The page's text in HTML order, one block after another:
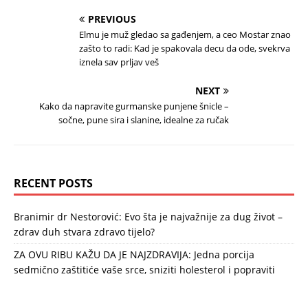
PREVIOUS
Elmu je muž gledao sa gađenjem, a ceo Mostar znao
zašto to radi: Kad je spakovala decu da ode, svekrva
iznela sav prljav veš
NEXT
Kako da napravite gurmanske punjene šnicle –
sočne, pune sira i slanine, idealne za ručak
RECENT POSTS
Branimir dr Nestorović: Evo šta je najvažnije za dug život –
zdrav duh stvara zdravo tijelo?
ZA OVU RIBU KAŽU DA JE NAJZDRAVIJA: Jedna porcija
sedmično zaštitiće vaše srce, sniziti holesterol i popraviti